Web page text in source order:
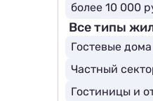
более 10 000
Все типы
Гостевые дома
Частный
Гостиницы и